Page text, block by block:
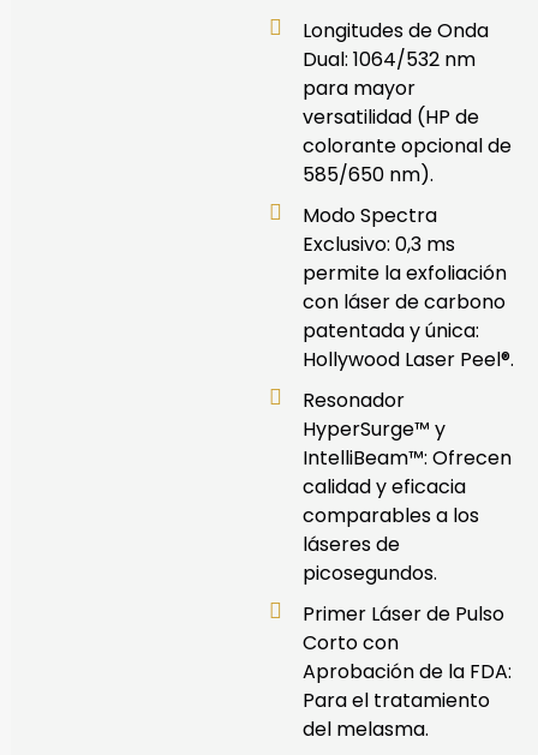
Longitudes de Onda
Dual: 1064/532 nm
para mayor
versatilidad (HP de
colorante opcional de
585/650 nm).
Modo Spectra
Exclusivo: 0,3 ms
permite la exfoliación
con láser de carbono
patentada y única:
Hollywood Laser Peel®.
Resonador
HyperSurge™ y
IntelliBeam™: Ofrecen
calidad y eficacia
comparables a los
láseres de
picosegundos.
Primer Láser de Pulso
Corto con
Aprobación de la FDA:
Para el tratamiento
del melasma.